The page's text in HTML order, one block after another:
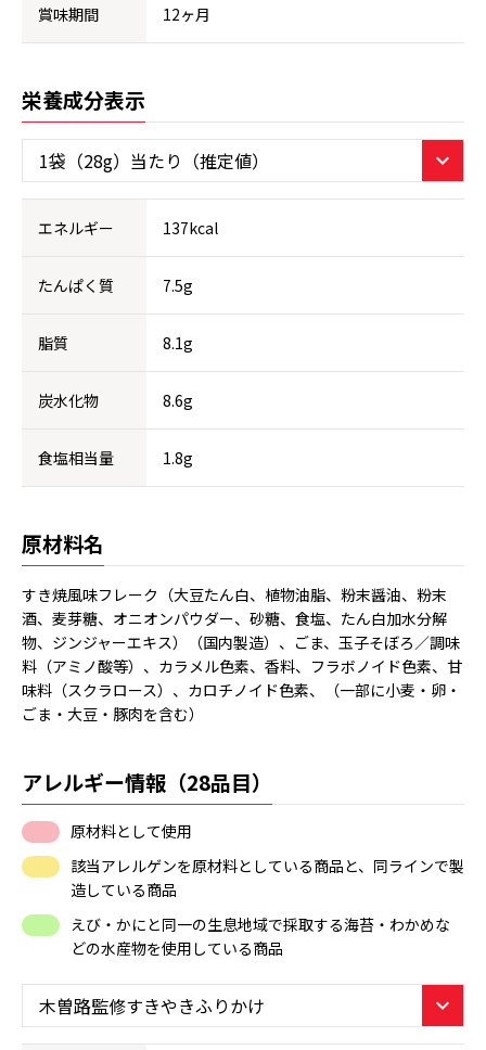
賞味期間 12ヶ月
栄養成分表示
エネルギー 137kcal
たんぱく質 7.5g
脂質 8.1g
炭水化物 8.6g
食塩相当量 1.8g
原材料名
すき焼風味フレーク（大豆たん白、植物油脂、粉末醤油、粉末
酒、麦芽糖、オニオンパウダー、砂糖、食塩、たん白加水分解
物、ジンジャーエキス）（国内製造）、ごま、玉子そぼろ／調味
料（アミノ酸等）、カラメル色素、香料、フラボノイド色素、甘
味料（スクラロース）、カロチノイド色素、（一部に小麦・卵・
ごま・大豆・豚肉を含む）
アレルギー情報（28品目）
原材料として使用
該当アレルゲンを原材料としている商品と、同ラインで製
造している商品
えび・かにと同一の生息地域で採取する海苔・わかめな
どの水産物を使用している商品